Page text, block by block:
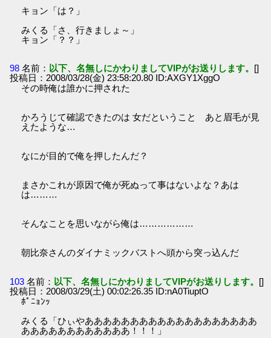
キョン「は？」
みくる「さ、行きましょ～」
キョン「？？」
98 名前： 以下、名無しにかわりましてVIPがお送りします。 []
投稿日：2008/03/28(金) 23:58:20.80 ID:AXGY1XggO
その時俺は誰かに押された
かろうじて確認できたのは 女だということ あと眉毛が見
えたような…
なにが目的で俺を押したんだ？
まさかこれが原因で俺が死ぬって事はないよな？あは
は………
そんなことを思いながら俺は………………
朝比奈さんのダイナミックバストへ頭から突っ込んだ
103 名前： 以下、名無しにかわりましてVIPがお送りします。 []
投稿日：2008/03/29(土) 00:02:26.35 ID:nA0TiuptO
ﾎﾟﾆｮﾝｯ
みくる「ひぃやあああああああああああああああああああ
ああああああああああああ！！！」